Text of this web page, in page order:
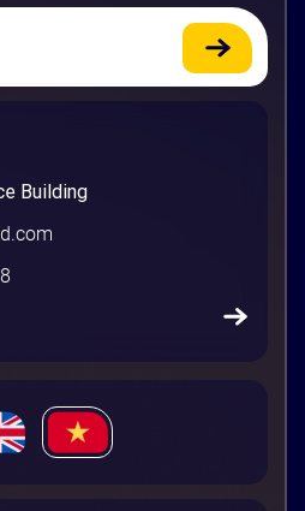
Building